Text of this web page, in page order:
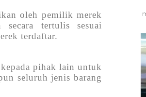
oleh pemilik merek
tertulis sesuai
terdaftar.
pihak lain untuk
seluruh jenis barang